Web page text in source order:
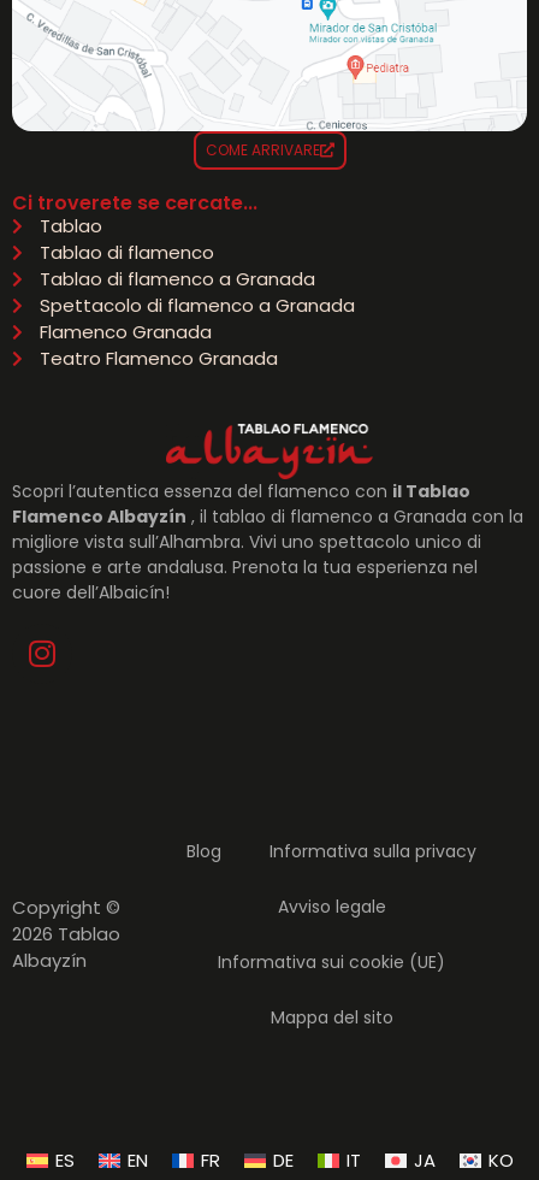
Scopri l’autentica essenza del flamenco con il Tablao
Flamenco Albayzín , il tablao di flamenco a Granada con la
migliore vista sull’Alhambra. Vivi uno spettacolo unico di
passione e arte andalusa. Prenota la tua esperienza nel
cuore dell’Albaicín!
Ci troverete se cercate...
Tablao
Tablao di flamenco
Tablao di flamenco a Granada
Spettacolo di flamenco a Granada
Flamenco Granada
Teatro Flamenco Granada
COME ARRIVARE
Copyright ©
2026 Tablao
Albayzín
Blog Informativa sulla privacy
Avviso legale
Informativa sui cookie (UE)
Mappa del sito
ES EN FR DE IT JA KO